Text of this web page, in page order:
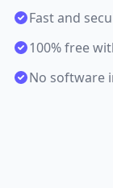
Fast and
100% free
No software